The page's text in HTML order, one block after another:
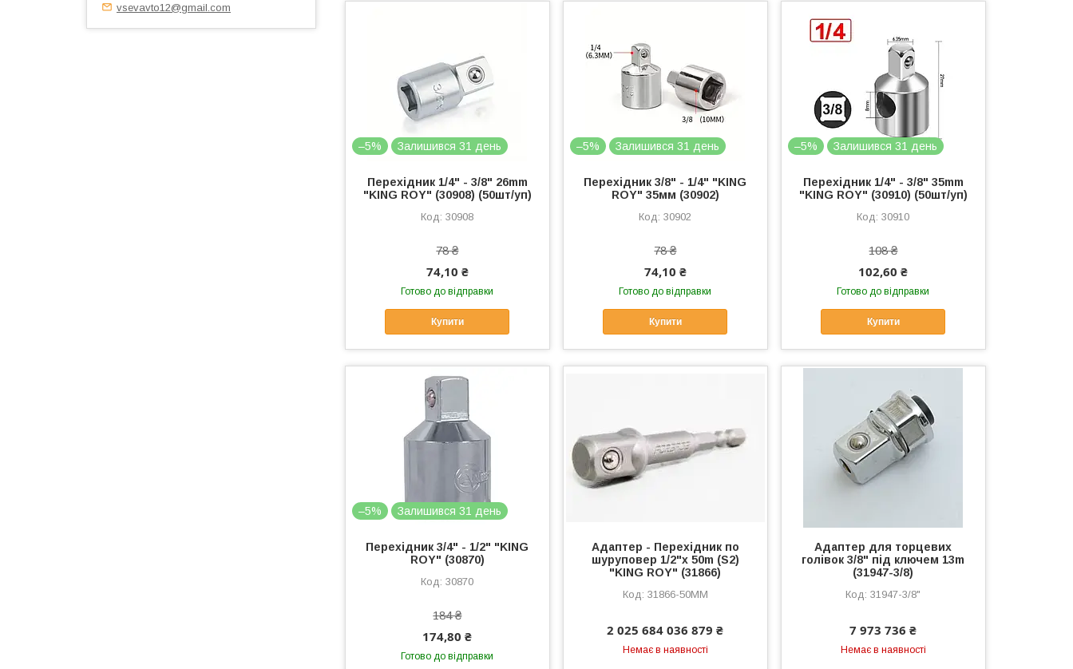
–5% Залишився 31 день
Перехідник 1/4" - 3/8" 26mm
"KING ROY" (30908) (50шт/уп)
30908
78 ₴
74,10 ₴
Готово до відправки
Купити
–5% Залишився 31 день
Перехідник 3/8" - 1/4" "KING
ROY" 35мм (30902)
30902
78 ₴
74,10 ₴
Готово до відправки
Купити
–5% Залишився 31 день
Перехідник 1/4" - 3/8" 35mm
"KING ROY" (30910) (50шт/уп)
30910
108 ₴
102,60 ₴
Готово до відправки
Купити
–5% Залишився 31 день
Перехідник 3/4" - 1/2" "KING
ROY" (30870)
30870
184 ₴
174,80 ₴
Готово до відправки
Адаптер - Перехідник по
шуруповер 1/2"х 50m (S2)
"KING ROY" (31866)
31866-50ММ
2 025 684 036 879 ₴
Немає в наявності
Адаптер для торцевих
голівок 3/8" під ключем 13m
(31947-3/8)
31947-3/8"
7 973 736 ₴
Немає в наявності
vsevavto12@gmail.com